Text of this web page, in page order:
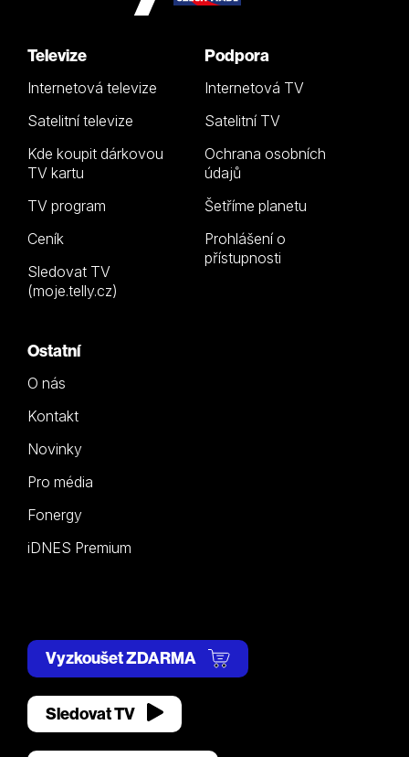
Televize
Internetová televize
Satelitní televize
Kde koupit dárkovou
TV kartu
TV program
Ceník
Sledovat TV
(moje.telly.cz)
Podpora
Internetová TV
Satelitní TV
Ochrana osobních
údajů
Šetříme planetu
Prohlášení o
přístupnosti
Ostatní
O nás
Kontakt
Novinky
Pro média
Fonergy
iDNES Premium
Vyzkoušet ZDARMA
Sledovat TV